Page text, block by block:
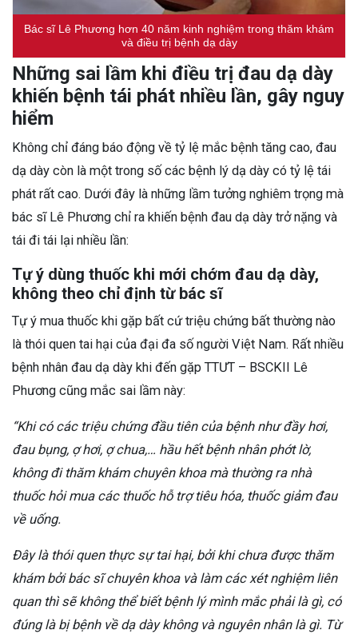
Bác sĩ Lê Phương hơn 40 năm kinh nghiệm trong thăm khám
và điều trị bệnh dạ dày
Những sai lầm khi điều trị đau dạ dày
khiến bệnh tái phát nhiều lần, gây nguy
hiểm
Không chỉ đáng báo động về tỷ lệ mắc bệnh tăng cao, đau
dạ dày còn là một trong số các bệnh lý dạ dày có tỷ lệ tái
phát rất cao. Dưới đây là những lầm tưởng nghiêm trọng mà
bác sĩ Lê Phương chỉ ra khiến bệnh đau dạ dày trở nặng và
tái đi tái lại nhiều lần:
Tự ý dùng thuốc khi mới chớm đau dạ dày,
không theo chỉ định từ bác sĩ
Tự ý mua thuốc khi gặp bất cứ triệu chứng bất thường nào
là thói quen tai hại của đại đa số người Việt Nam. Rất nhiều
bệnh nhân đau dạ dày khi đến gặp TTƯT – BSCKII Lê
Phương cũng mắc sai lầm này:
“Khi có các triệu chứng đầu tiên của bệnh như đầy hơi,
đau bụng, ợ hơi, ợ chua,… hầu hết bệnh nhân phớt lờ,
không đi thăm khám chuyên khoa mà thường ra nhà
thuốc hỏi mua các thuốc hỗ trợ tiêu hóa, thuốc giảm đau
về uống.
Đây là thói quen thực sự tai hại, bởi khi chưa được thăm
khám bởi bác sĩ chuyên khoa và làm các xét nghiệm liên
quan thì sẽ không thể biết bệnh lý mình mắc phải là gì, có
đúng là bị bệnh về dạ dày không và nguyên nhân là gì. Từ